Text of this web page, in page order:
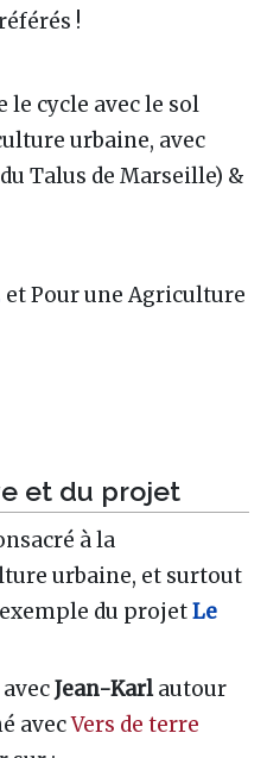
!
cycle avec le sol
urbaine, avec
Talus de Marseille) &
et Pour une Agriculture
et du projet
à la
urbaine, et surtout
du projetLe
Jean-Karlautour
avecVers de terre